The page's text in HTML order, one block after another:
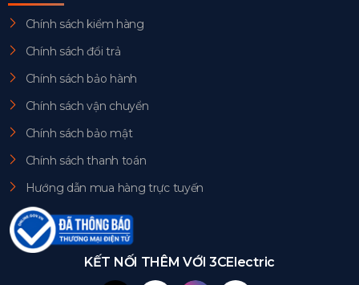
Chính sách kiểm hàng
Chính sách đổi trả
Chính sách bảo hành
Chính sách vận chuyển
Chính sách bảo mật
Chính sách thanh toán
Hướng dẫn mua hàng trực tuyến
KẾT NỐI THÊM VỚI 3CElectric